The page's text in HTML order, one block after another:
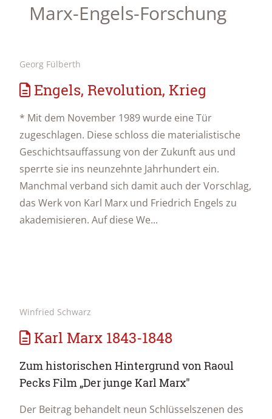
Marx-Engels-Forschung
Georg Fülberth
Engels, Revolution, Krieg
* Mit dem November 1989 wurde eine Tür
zugeschlagen. Diese schloss die materialistische
Geschichtsauffassung von der Zukunft aus und
sperrte sie ins neunzehnte Jahrhundert ein.
Manchmal verband sich damit auch der Vorschlag,
das Werk von Karl Marx und Friedrich Engels zu
akademisieren. Auf diese We...
Winfried Schwarz
Karl Marx 1843-1848
Zum historischen Hintergrund von Raoul
Pecks Film „Der junge Karl Marx"
Der Beitrag behandelt neun Schlüsselszenen des